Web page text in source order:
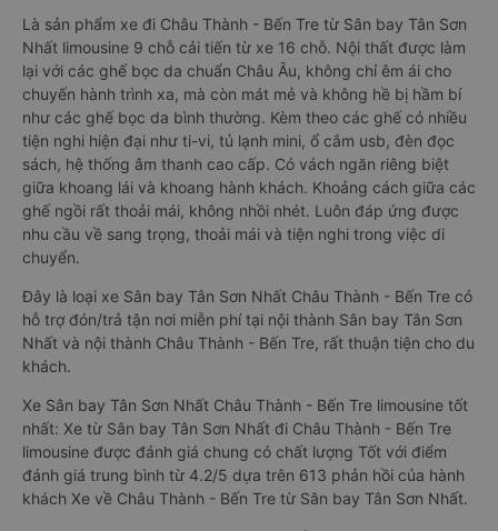
Là sản phẩm xe đi Châu Thành - Bến Tre từ Sân bay Tân Sơn
Nhất limousine 9 chỗ cải tiến từ xe 16 chỗ. Nội thất được làm
lại với các ghế bọc da chuẩn Châu Âu, không chỉ êm ái cho
chuyến hành trình xa, mà còn mát mẻ và không hề bị hầm bí
như các ghế bọc da bình thường. Kèm theo các ghế có nhiều
tiện nghi hiện đại như ti-vi, tủ lạnh mini, ổ cắm usb, đèn đọc
sách, hệ thống âm thanh cao cấp. Có vách ngăn riêng biệt
giữa khoang lái và khoang hành khách. Khoảng cách giữa các
ghế ngồi rất thoải mái, không nhồi nhét. Luôn đáp ứng được
nhu cầu về sang trọng, thoải mái và tiện nghi trong việc di
chuyển.
Đây là loại xe Sân bay Tân Sơn Nhất Châu Thành - Bến Tre có
hỗ trợ đón/trả tận nơi miễn phí tại nội thành Sân bay Tân Sơn
Nhất và nội thành Châu Thành - Bến Tre, rất thuận tiện cho du
khách.
Xe Sân bay Tân Sơn Nhất Châu Thành - Bến Tre limousine tốt
nhất: Xe từ Sân bay Tân Sơn Nhất đi Châu Thành - Bến Tre
limousine được đánh giá chung có chất lượng Tốt với điểm
đánh giá trung bình từ 4.2/5 dựa trên 613 phản hồi của hành
khách Xe về Châu Thành - Bến Tre từ Sân bay Tân Sơn Nhất.